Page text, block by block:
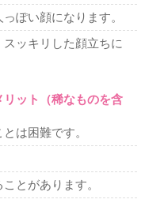
ぽい顔になります。
ッキリした顔立ちに
ット（稀なものを含
は困難です。
とがあります。